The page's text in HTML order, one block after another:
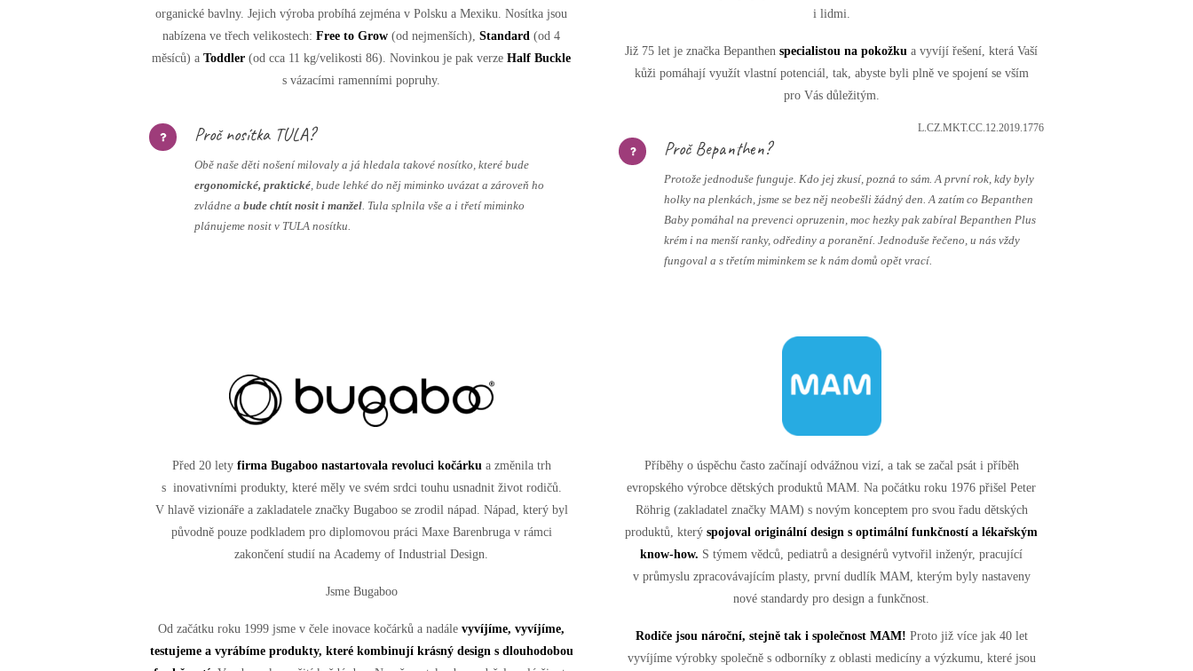
organické bavlny. Jejich výroba probíhá zejména v Polsku a Mexiku. Nosítka jsou
nabízena ve třech velikostech:Free to Grow (od nejmenších),Standard (od 4
měsíců) aToddler (od cca 11 kg/velikosti 86). Novinkou je pak verzeHalf Buckle
s vázacími ramenními popruhy.
Proč nosítka TULA?
Obě naše děti nošení milovaly a já hledala takové nosítko, které bude
ergonomické, praktické, bude lehké do něj miminko uvázat a zároveň ho
zvládne abude chtít nosit i manžel. Tula splnila vše a i třetí miminko
plánujeme nosit v TULA nosítku.
i lidmi.
Již 75 let je značka Bepanthenspecialistou na pokožku a vyvíjí řešení, která Vaší
kůži pomáhají využít vlastní potenciál, tak, abyste byli plně ve spojení se vším
pro Vás důležitým.
L.CZ.MKT.CC.12.2019.1776
Proč Bepanthen?
Protože jednoduše funguje. Kdo jej zkusí, pozná to sám. A první rok, kdy byly
holky na plenkách, jsme se bez něj neobešli žádný den. A zatím co Bepanthen
Baby pomáhal na prevenci opruzenin, moc hezky pak zabíral Bepanthen Plus
krém i na menší ranky, odřediny a poranění. Jednoduše řečeno, u nás vždy
fungoval a s třetím miminkem se k nám domů opět vrací.
Před 20 lety firma Bugaboo nastartovala revoluci kočárkua změnila trh
s inovativními produkty, které měly ve svém srdci touhu usnadnit život rodičů.
V hlavě vizionáře a zakladatele značky Bugaboo se zrodil nápad. Nápad, který byl
původně pouze podkladem pro diplomovou práci Maxe Barenbruga v rámci
zakončení studií na Academy of Industrial Design.
Jsme Bugaboo
Od začátku roku 1999 jsme v čele inovace kočárků a nadálevyvíjíme, vyvíjíme,
testujeme a vyrábíme produkty, které kombinují krásný design s dlouhodobou
Příběhy o úspěchu často začínají odvážnou vizí, a tak se začal psát i příběh
evropského výrobce dětských produktů MAM. Na počátku roku 1976 přišel Peter
Röhrig (zakladatel značky MAM) s novým konceptem pro svou řadu dětských
produktů, kterýspojoval originální design s optimální funkčností a lékařským
know-how. S týmem vědců, pediatrů a designérů vytvořil inženýr, pracující
v průmyslu zpracovávajícím plasty, první dudlík MAM, kterým byly nastaveny
nové standardy pro design a funkčnost.
Rodiče jsou nároční, stejně tak i společnost MAM! Proto již více jak 40 let
vyvíjíme výrobky společně s odborníky z oblasti medicíny a výzkumu, které jsou